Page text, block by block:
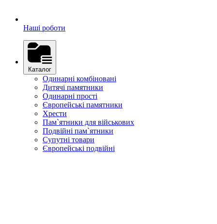
Наші роботи
Каталог
Одинарні комбіновані
Дитячі памятники
Одинарні прості
Європейські памятники
Хрести
Пам`ятники для військових
Подвійні пам`ятники
Супутні товари
Європейські подвійні